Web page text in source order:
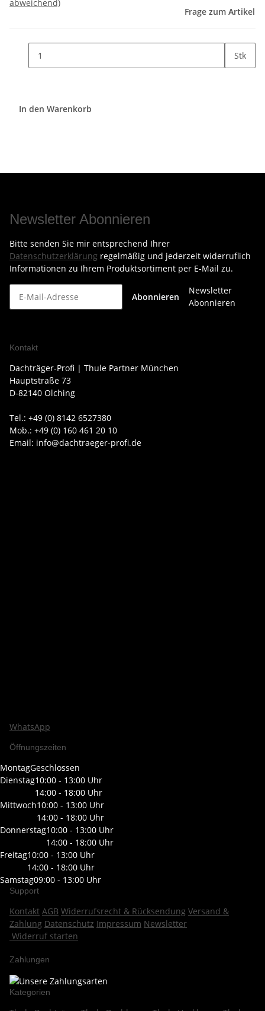
abweichend)
Frage zum Artikel
Stk
In den Warenkorb
Newsletter Abonnieren
Bitte senden Sie mir entsprechend Ihrer
Datenschutzerklärung regelmäßig und jederzeit widerruflich
Informationen zu Ihrem Produktsortiment per E-Mail zu.
Abonnieren
Newsletter
Abonnieren
Kontakt
Dachträger-Profi | Thule Partner München
Hauptstraße 73
D-82140 Olching
Tel.: +49 (0) 8142 6527380
Mob.: +49 (0) 160 461 20 10
Email: info@dachtraeger-profi.de
WhatsApp
Öffnungszeiten
MontagGeschlossen
Dienstag10:00 - 13:00 Uhr
14:00 - 18:00 Uhr
Mittwoch10:00 - 13:00 Uhr
14:00 - 18:00 Uhr
Donnerstag10:00 - 13:00 Uhr
14:00 - 18:00 Uhr
Freitag10:00 - 13:00 Uhr
14:00 - 18:00 Uhr
Samstag09:00 - 13:00 Uhr
Support
Kontakt AGB Widerrufsrecht & Rücksendung Versand &
Zahlung Datenschutz Impressum Newsletter
Widerruf starten
Zahlungen
Kategorien